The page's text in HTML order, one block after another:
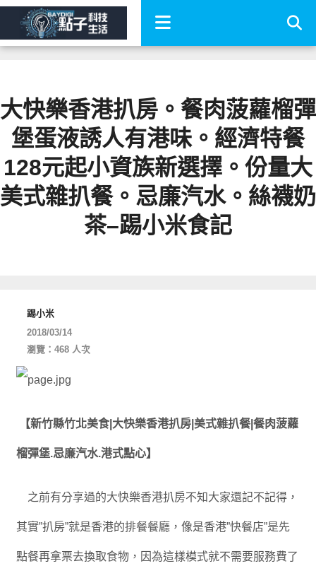
大快樂香港扒房。餐肉菠蘿榴彈
堡蛋液誘人有港味。經濟特餐
128元起小資族新選擇。份量大
美式雜扒餐。忌廉汽水。絲襪奶
茶–踢小米食記
踢小米
2018/03/14
瀏覽：468 人次
【新竹縣竹北美食|大快樂香港扒房|美式雜扒餐|餐肉菠蘿
榴彈堡.忌廉汽水.港式點心】
之前有分享過的大快樂香港扒房不知大家還記不記得，
其實”扒房”就是香港的排餐餐廳，像是香港”快餐店”是先
點餐再拿票去換取食物，因為這樣模式就不需要服務費了